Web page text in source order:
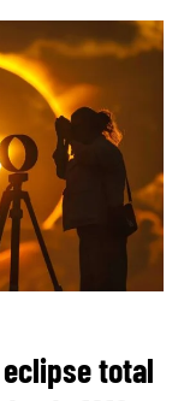
total